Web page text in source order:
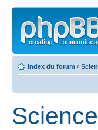
Index du forum ‹